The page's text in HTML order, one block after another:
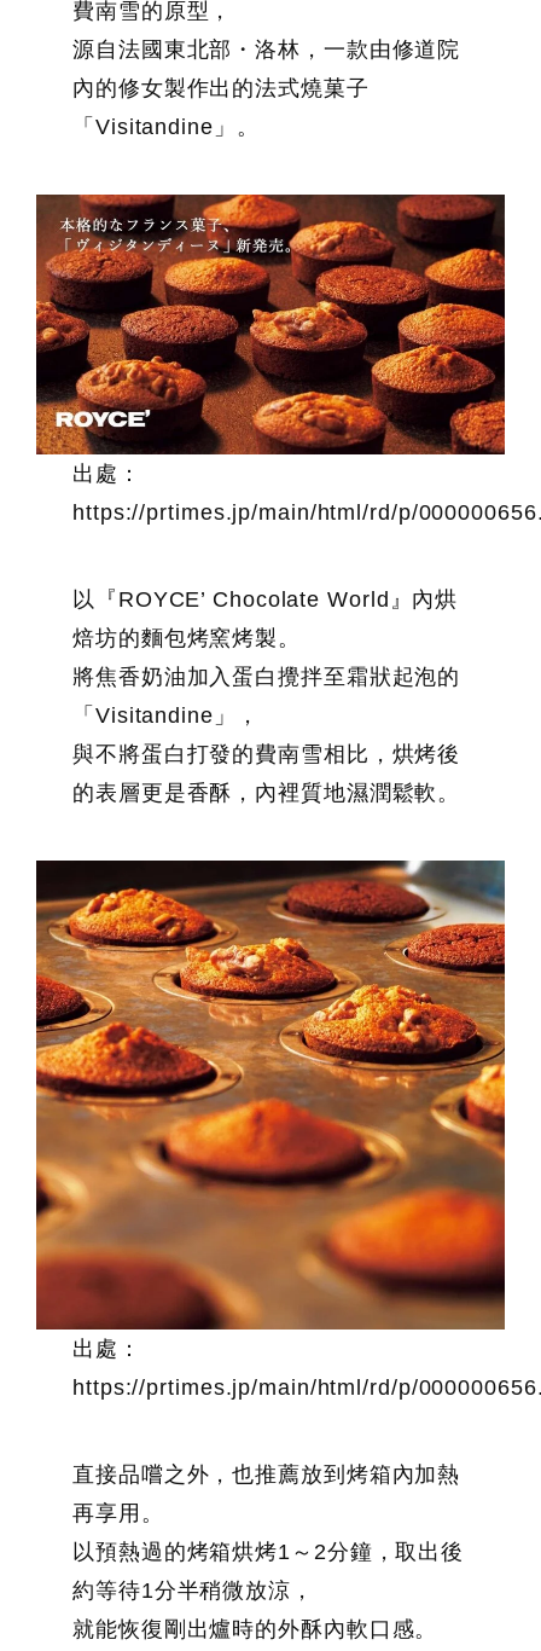
費南雪的原型，
源自法國東北部・洛林，一款由修道院
內的修女製作出的法式燒菓子
「Visitandine」。
出處：
https://prtimes.jp/main/html/rd/p/
以『ROYCE’ Chocolate World』內烘
焙坊的麵包烤窯烤製。
將焦香奶油加入蛋白攪拌至霜狀起泡的
「Visitandine」，
與不將蛋白打發的費南雪相比，烘烤後
的表層更是香酥，內裡質地濕潤鬆軟。
出處：
https://prtimes.jp/main/html/rd/p/
直接品嚐之外，也推薦放到烤箱內加熱
再享用。
以預熱過的烤箱烘烤1～2分鐘，取出後
約等待1分半稍微放涼，
就能恢復剛出爐時的外酥內軟口感。